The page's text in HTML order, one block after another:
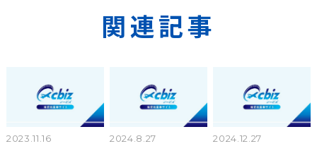
関連記事
2023.11.16 2024.8.27 2024.12.27